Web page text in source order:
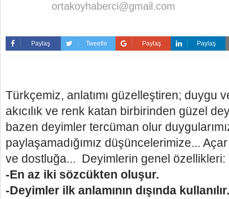
ortakoyhaberci@gmail.com
Paylaş Tweetle Paylaş Paylaş
Türkçemiz, anlatımı güzelleştiren; duygu
akıcılık ve renk katan birbirinden güzel
bazen deyimler tercüman olur
paylaşamadığımız düşüncelerimize...
ve dostluğa... Deyimlerin genel özellikleri:
-En az iki sözcükten oluşur.
-Deyimler ilk anlamının dışında kullanılır.